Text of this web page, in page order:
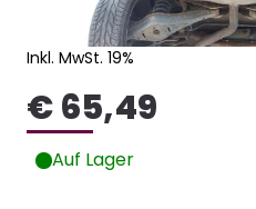
Inkl. MwSt. 19%
€ 65,49
Auf Lager